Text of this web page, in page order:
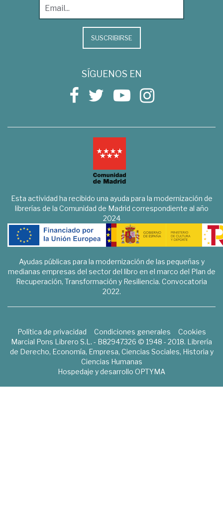
SUSCRIBIRSE
SÍGUENOS EN
Esta actividad ha recibido una ayuda para la modernización de
librerías de la Comunidad de Madrid correspondiente al año
2024
Ayudas públicas para la modernización de las pequeñas y
medianas empresas del sector del libro en el marco del Plan de
Recuperación, Transformación y Resiliencia. Convocatoria
2022.
Política de privacidad Condiciones generales
Cookies
Marcial Pons Librero S.L. - B82947326 © 1948 - 2018. Librería
de Derecho, Economía, Empresa, Ciencias Sociales, Historia y
Ciencias Humanas
Hospedaje y desarrollo OPTYMA